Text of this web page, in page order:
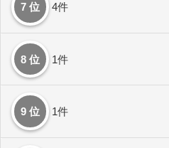
7 位 4件
8 位 1件
9 位 1件